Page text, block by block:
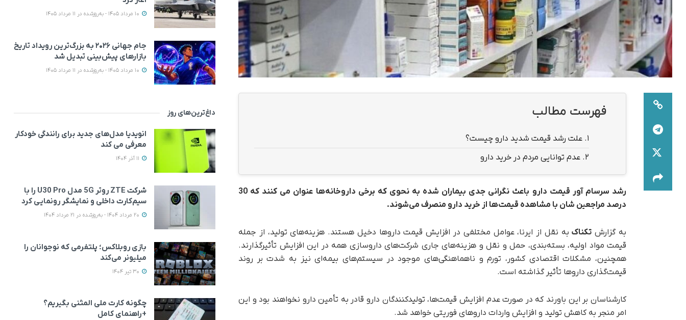
فهرست مطالب
1. علت رشد قیمت شدید دارو چیست؟
2. عدم توانایی مردم در خرید دارو
رشد سرسام آور قیمت دارو باعث نگرانی جدی بیماران شده به نحوی که برخی داروخانه‌ها عنوان می کنند که 30
درصد مراجعین شان با مشاهده قیمت‌ها از خرید دارو منصرف می‌شوند.
به گزارش تکناک به نقل از ایرنا، عوامل مختلفی در افزایش قیمت داروها دخیل هستند. هزینه‌های تولید، از جمله
قیمت مواد اولیه، بسته‌بندی، حمل و نقل و هزینه‌های جاری شرکت‌های داروسازی همه در این افزایش تأثیرگذارند.
همچنین، مشکلات اقتصادی کشور، تورم و ناهماهنگی‌های موجود در سیستم‌های بیمه‌ای نیز به شدت بر روند
قیمت‌گذاری داروها تأثیر گذاشته است.
کارشناسان بر این باورند که در صورت عدم افزایش قیمت‌ها، تولیدکنندگان دارو قادر به تأمین دارو نخواهند بود و این
امر منجر به کاهش تولید و افزایش واردات داروهای فوریتی خواهد شد.
جام جهانی ۲۰۲۶ به بزرگ‌ترین رویداد تاریخ
بازارهای پیش‌بینی تبدیل شد
داغ‌ترین‌های روز
انویدیا مدل‌های جدید برای رانندگی خودکار
معرفی می کند
شرکت ZTE روتر 5G مدل U30 Pro را با
سیم‌کارت داخلی و نمایشگر رونمایی کرد
بازی روبلاکس؛ پلتفرمی که نوجوانان را
میلیونر می‌کند
چگونه کارت ملی المثنی بگیریم؟
+راهنمای کامل